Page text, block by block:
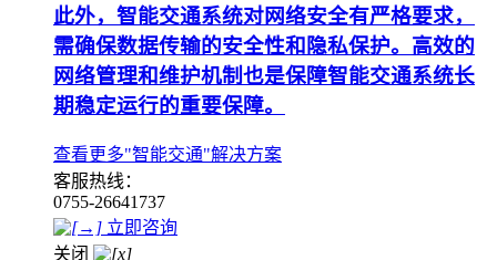
此外，智能交通系统对网络安全有严格要求，
需确保数据传输的安全性和隐私保护。高效的
网络管理和维护机制也是保障智能交通系统长
期稳定运行的重要保障。
查看更多"智能交通"解决方案
客服热线：
0755-26641737
立即咨询
关闭